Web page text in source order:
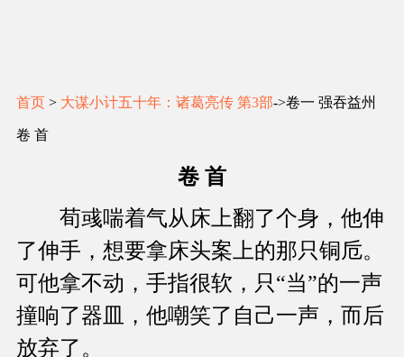
首页 > 大谋小计五十年：诸葛亮传 第3部->卷一 强吞益州
卷 首
卷 首
荀彧喘着气从床上翻了个身，他伸
了伸手，想要拿床头案上的那只铜卮。
可他拿不动，手指很软，只“当”的一声
撞响了器皿，他嘲笑了自己一声，而后
放弃了。